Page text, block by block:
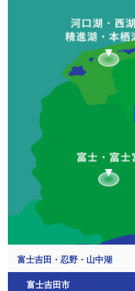
富士吉田・忍野・山中湖
富士吉田市